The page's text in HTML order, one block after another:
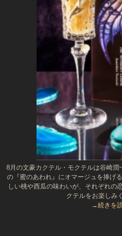
8月の文豪カクテル・モクテルは谷崎
の『蜜のあわれ』にオマージュを捧げ
しい桃や西瓜の味わいが、それぞれの
クテルをお楽しみ
→続きを